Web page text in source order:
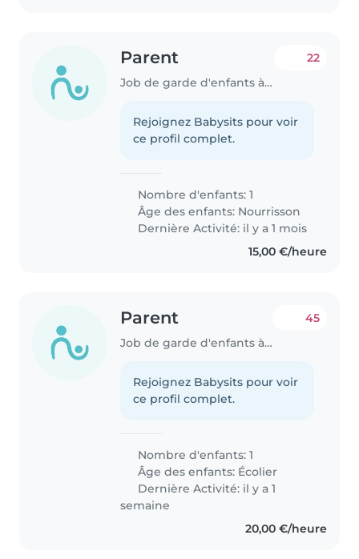
Parent
Job de garde d'enfants à Luxembourg
22
Rejoignez Babysits pour voir
ce profil complet.
Nombre d'enfants: 1
Âge des enfants: Nourrisson
Dernière Activité: il y a 1 mois
15,00 €/heure
Parent
Job de garde d'enfants à Luxembourg
45
Rejoignez Babysits pour voir
ce profil complet.
Nombre d'enfants: 1
Âge des enfants: Écolier
Dernière Activité: il y a 1
semaine
20,00 €/heure